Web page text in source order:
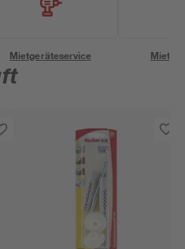
Mietgeräteservice